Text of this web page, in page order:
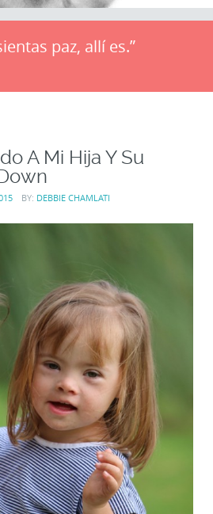
paz, allí es.”
A Mi Hija Y Su
BY: DEBBIE CHAMLATI